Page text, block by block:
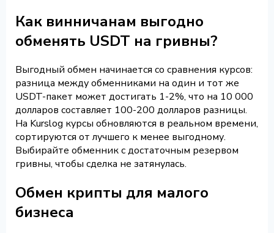
Как винничанам выгодно
обменять USDT на гривны?
Выгодный обмен начинается со сравнения курсов:
разница между обменниками на один и тот же
USDT-пакет может достигать 1-2%, что на 10 000
долларов составляет 100-200 долларов разницы.
На Kurslog курсы обновляются в реальном времени,
сортируются от лучшего к менее выгодному.
Выбирайте обменник с достаточным резервом
гривны, чтобы сделка не затянулась.
Обмен крипты для малого
бизнеса